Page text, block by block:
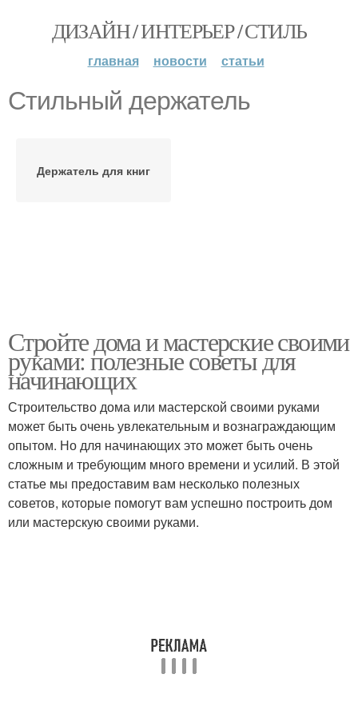
ДИЗАЙН / ИНТЕРЬЕР / СТИЛЬ
главная новости статьи
Стильный держатель
Держатель для книг
Стройте дома и мастерские своими
руками: полезные советы для
начинающих
Строительство дома или мастерской своими руками
может быть очень увлекательным и вознаграждающим
опытом. Но для начинающих это может быть очень
сложным и требующим много времени и усилий. В этой
статье мы предоставим вам несколько полезных
советов, которые помогут вам успешно построить дом
или мастерскую своими руками.